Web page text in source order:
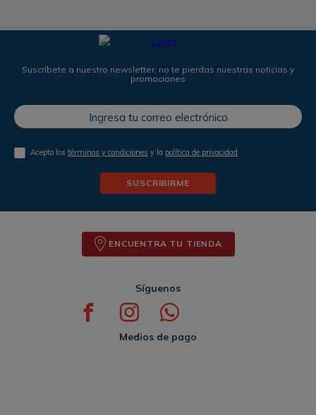
Suscríbete a nuestro newsletter, no te pierdas nuestras noticias y
promociones
Acepto lostérminos y condiciones y la política de privacidad
SUSCRIBIRME
ENCUENTRA TU TIENDA
Síguenos
Medios de pago